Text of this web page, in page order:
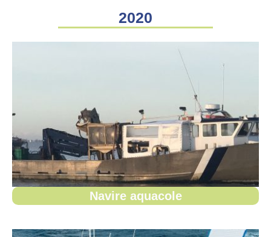
2020
Navire aquacole